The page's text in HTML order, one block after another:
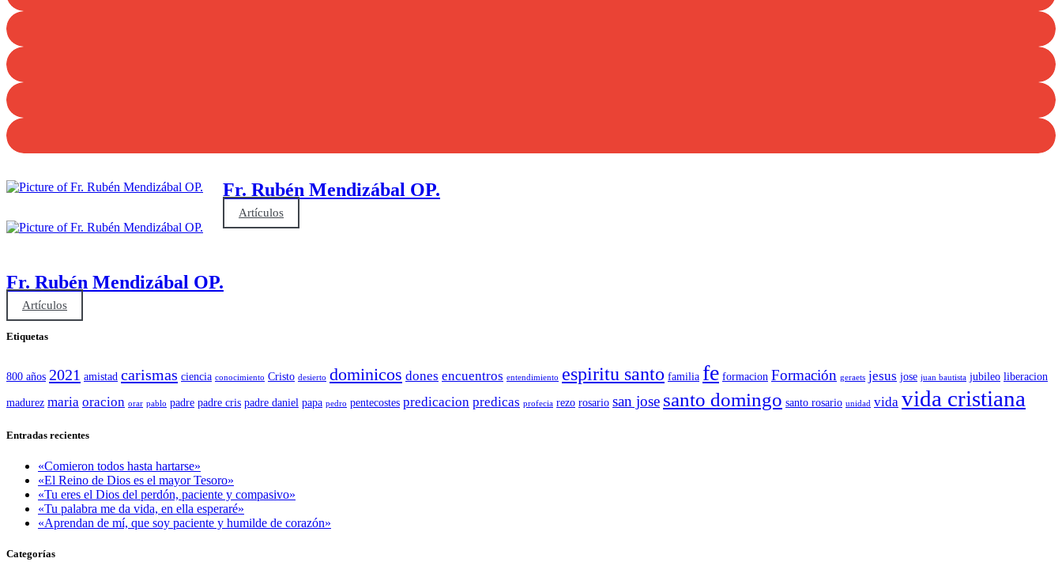
Fr. Rubén Mendizábal OP.
Artículos
Fr. Rubén Mendizábal OP.
Artículos
Etiquetas
800 años 2021 amistad carismas ciencia conocimiento Cristo desierto dominicos dones encuentros entendimiento espiritu santo familia fe formacion Formación geraets jesus jose juan bautista jubileo liberacion
madurez maria oracion orar pablo padre padre cris padre daniel papa pedro pentecostes predicacion predicas profecia rezo rosario san jose santo domingo santo rosario unidad vida vida cristiana
Entradas recientes
«Comieron todos hasta hartarse»
«El Reino de Dios es el mayor Tesoro»
«Tu eres el Dios del perdón, paciente y compasivo»
«Tu palabra me da vida, en ella esperaré»
«Aprendan de mí, que soy paciente y humilde de corazón»
Categorías